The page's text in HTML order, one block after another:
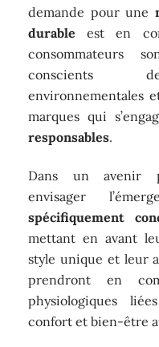
demande pour une
durable est en
consommateurs
conscients
environnementales
marques qui
responsables.
Dans un avenir
envisager
spécifiquement
mettant en avant
style unique et leur
prendront en
physiologiques
confort et bien-être